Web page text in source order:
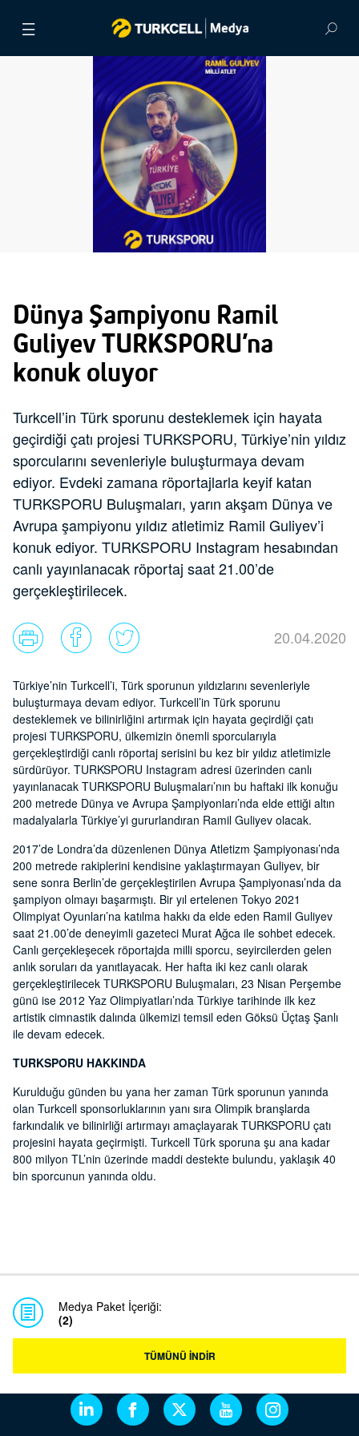
BASIN BÜLTENLERİ
Dünya Şampiyonu Ramil
Guliyev TURKSPORU’na
konuk oluyor
Turkcell’in Türk sporunu desteklemek için hayata
geçirdiği çatı projesi TURKSPORU, Türkiye’nin yıldız
sporcularını sevenleriyle buluşturmaya devam
ediyor. Evdeki zamana röportajlarla keyif katan
TURKSPORU Buluşmaları, yarın akşam Dünya ve
Avrupa şampiyonu yıldız atletimiz Ramil Guliyev’i
konuk ediyor. TURKSPORU Instagram hesabından
canlı yayınlanacak röportaj saat 21.00’de
gerçekleştirilecek.
20.04.2020
Türkiye’nin Turkcell’i, Türk sporunun yıldızlarını sevenleriyle
buluşturmaya devam ediyor. Turkcell’in Türk sporunu
desteklemek ve bilinirliğini artırmak için hayata geçirdiği çatı
projesi TURKSPORU, ülkemizin önemli sporcularıyla
gerçekleştirdiği canlı röportaj serisini bu kez bir yıldız atletimizle
sürdürüyor. TURKSPORU Instagram adresi üzerinden canlı
yayınlanacak TURKSPORU Buluşmaları’nın bu haftaki ilk konuğu
200 metrede Dünya ve Avrupa Şampiyonları’nda elde ettiği altın
madalyalarla Türkiye’yi gururlandıran Ramil Guliyev olacak.
2017’de Londra’da düzenlenen Dünya Atletizm Şampiyonası’nda
200 metrede rakiplerini kendisine yaklaştırmayan Guliyev, bir
sene sonra Berlin’de gerçekleştirilen Avrupa Şampiyonası’nda da
şampiyon olmayı başarmıştı. Bir yıl ertelenen Tokyo 2021
Olimpiyat Oyunları’na katılma hakkı da elde eden Ramil Guliyev
saat 21.00’de deneyimli gazeteci Murat Ağca ile sohbet edecek.
Canlı gerçekleşecek röportajda milli sporcu, seyircilerden gelen
anlık soruları da yanıtlayacak. Her hafta iki kez canlı olarak
gerçekleştirilecek TURKSPORU Buluşmaları, 23 Nisan Perşembe
günü ise 2012 Yaz Olimpiyatları’nda Türkiye tarihinde ilk kez
artistik cimnastik dalında ülkemizi temsil eden Göksü Üçtaş Şanlı
ile devam edecek.
TURKSPORU HAKKINDA
Kurulduğu günden bu yana her zaman Türk sporunun yanında
olan Turkcell sponsorluklarının yanı sıra Olimpik branşlarda
farkındalık ve bilinirliği artırmayı amaçlayarak TURKSPORU çatı
projesini hayata geçirmişti. Turkcell Türk sporuna şu ana kadar
800 milyon TL’nin üzerinde maddi destekte bulundu, yaklaşık 40
bin sporcunun yanında oldu.
Medya Paket İçeriği:
(2)
TÜMÜNÜ İNDİR